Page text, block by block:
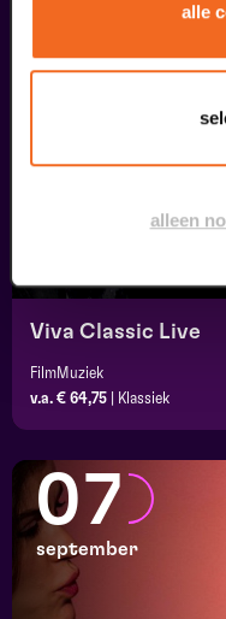
alle
alleen
Viva Classic Live
FilmMuziek
v.a. € 64,75
Klassiek
07
september